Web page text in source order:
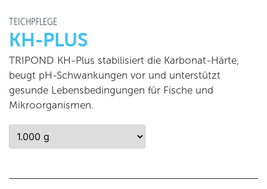
TEICHPFLEGE
KH-PLUS
TRIPOND KH-Plus stabilisiert die Karbonat-Härte,
beugt pH-Schwankungen vor und unterstützt
gesunde Lebensbedingungen für Fische und
Mikroorganismen.